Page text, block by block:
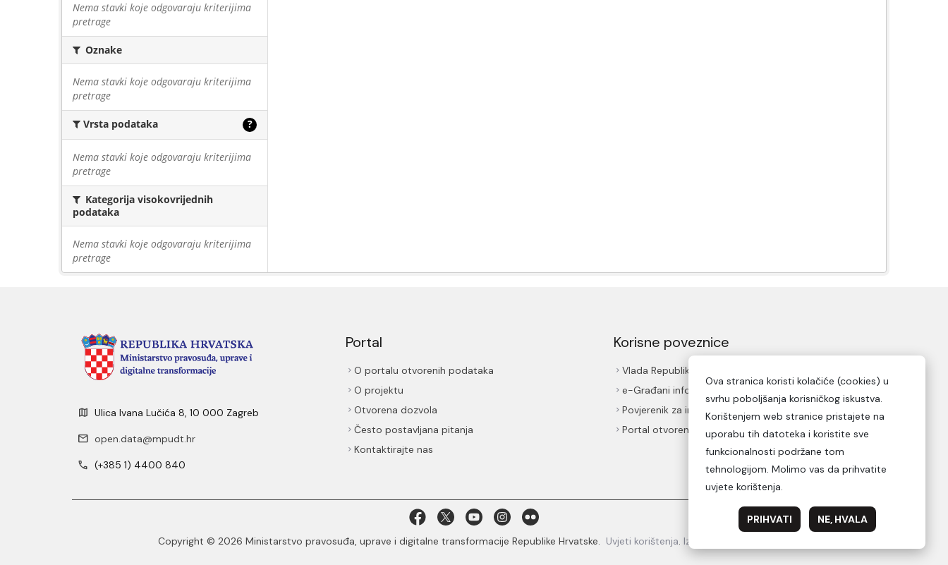
Nema stavki koje odgovaraju kriterijima
pretrage
Oznake
Nema stavki koje odgovaraju kriterijima
pretrage
Vrsta podataka ?
Nema stavki koje odgovaraju kriterijima
pretrage
Kategorija visokovrijednih
podataka
Nema stavki koje odgovaraju kriterijima
pretrage